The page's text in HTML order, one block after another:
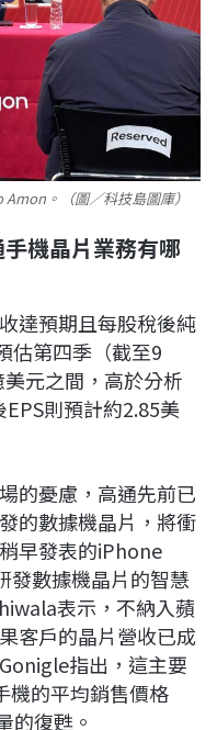
。（圖／科技島圖庫）
機晶片業務有哪
達預期且每股稅後純
估第四季（截至9
元之間，高於分析
則預計約2.85美
的憂慮，高通先前已
的數據機晶片，將衝
早發表的iPhone
發數據機晶片的智慧
表示，不納入蘋
客戶的晶片營收已成
指出，這主要
機的平均銷售價格
的復甦。